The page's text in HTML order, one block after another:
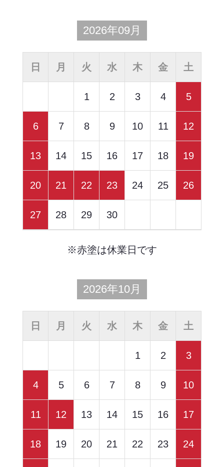
2026年09月
日 月 火 水 木 金 土
1 2 3 4 5
6 7 8 9 10 11 12
13 14 15 16 17 18 19
20 21 22 23 24 25 26
27 28 29 30
※赤塗は休業日です
2026年10月
日 月 火 水 木 金 土
1 2 3
4 5 6 7 8 9 10
11 12 13 14 15 16 17
18 19 20 21 22 23 24